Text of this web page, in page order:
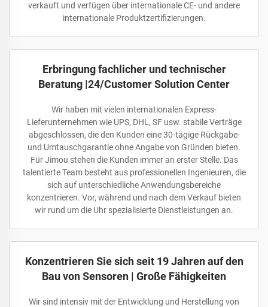
verkauft und verfügen über internationale CE- und andere
internationale Produktzertifizierungen.
Erbringung fachlicher und technischer
Beratung |24/Customer Solution Center
Wir haben mit vielen internationalen Express-
Lieferunternehmen wie UPS, DHL, SF usw. stabile Verträge
abgeschlossen, die den Kunden eine 30-tägige Rückgabe-
und Umtauschgarantie ohne Angabe von Gründen bieten.
Für Jimou stehen die Kunden immer an erster Stelle. Das
talentierte Team besteht aus professionellen Ingenieuren, die
sich auf unterschiedliche Anwendungsbereiche
konzentrieren. Vor, während und nach dem Verkauf bieten
wir rund um die Uhr spezialisierte Dienstleistungen an.
Konzentrieren Sie sich seit 19 Jahren auf den
Bau von Sensoren | Große Fähigkeiten
Wir sind intensiv mit der Entwicklung und Herstellung von